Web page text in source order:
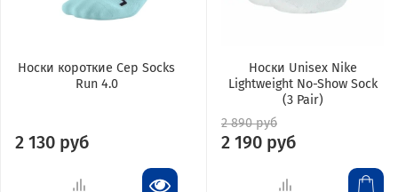
Носки короткие Cep Socks
Run 4.0
2 130 руб
Носки Unisex Nike
Lightweight No-Show Sock
(3 Pair)
2 890 руб
2 190 руб